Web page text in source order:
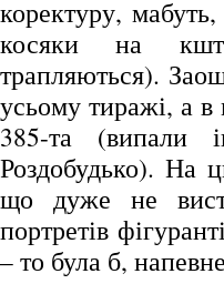
коректуру,
косяки на
трапляються).
усьому тиражі, а в
385-та (випали
Роздобудько). На
що дуже не
портретів
– то була б,